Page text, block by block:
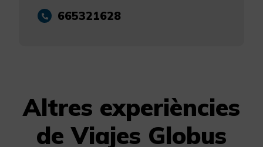
665321628
Altres experiències
de Viajes Globus